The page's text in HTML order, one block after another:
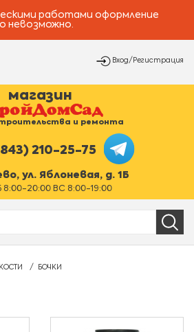
работами оформление
невозможно.
Вход/Регистрация
магазин
и ремонта
210-25-75
ул. Яблоневая, д. 1Б
8:00-20:00 ВС 8:00-19:00
БОЧКИ